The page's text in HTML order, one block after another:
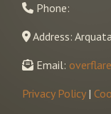
Phone:
Address:
Email:
Privacy Policy|